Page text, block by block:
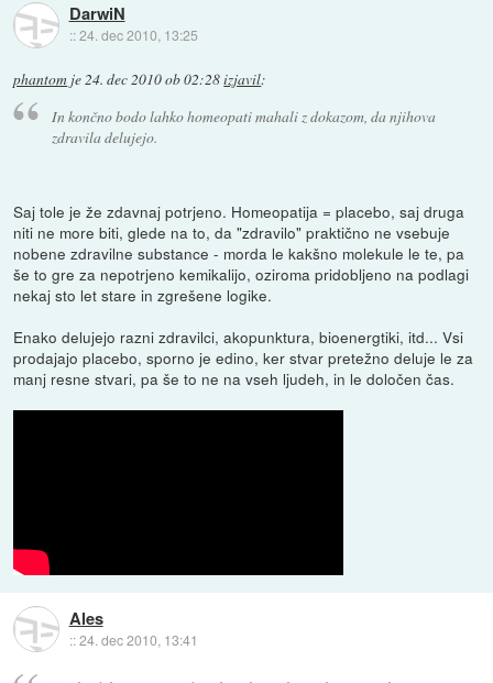
DarwiN
::24. dec 2010, 13:25
phantom je24. dec 2010 ob 02:28izjavil:
In končno bodo lahko homeopati mahali z dokazom, da njihova
zdravila delujejo.
Saj tole je že zdavnaj potrjeno. Homeopatija = placebo, saj druga
niti ne more biti, glede na to, da "zdravilo" praktično ne vsebuje
nobene zdravilne substance - morda le kakšno molekule le te, pa
še to gre za nepotrjeno kemikalijo, oziroma pridobljeno na podlagi
nekaj sto let stare in zgrešene logike.
Enako delujejo razni zdravilci, akopunktura, bioenergtiki, itd... Vsi
prodajajo placebo, sporno je edino, ker stvar pretežno deluje le za
manj resne stvari, pa še to ne na vseh ljudeh, in le določen čas.
Ales
::24. dec 2010, 13:41